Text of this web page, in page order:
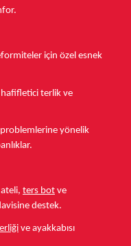
için özel esnek
hafifletici terlik ve
problemlerine yönelik
ters bot ve
destek.
ve ayakkabısı